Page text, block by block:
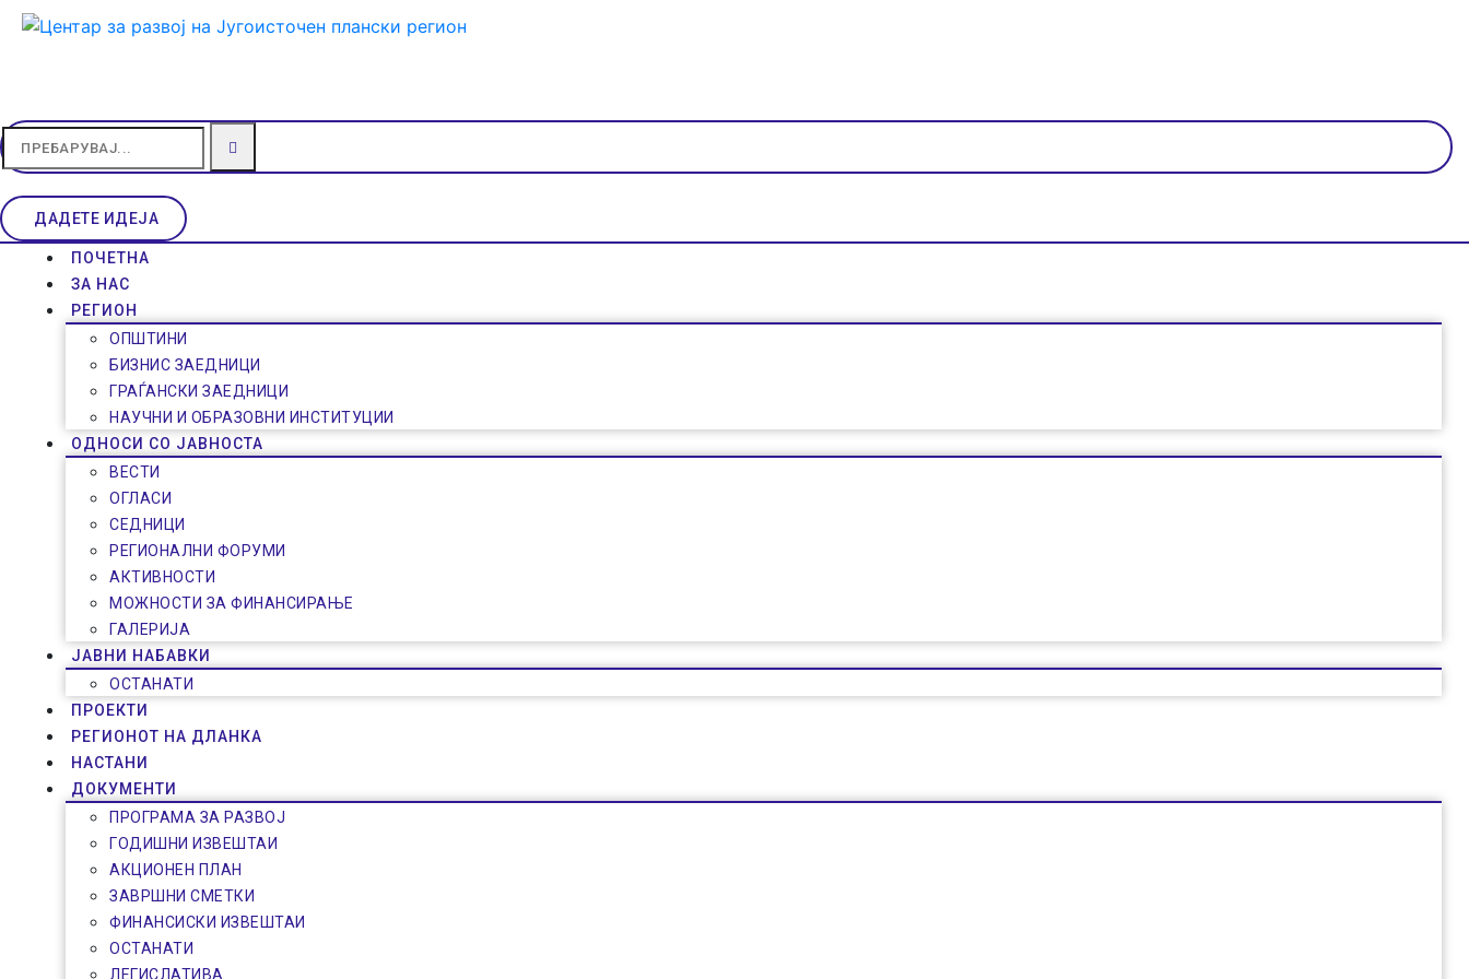
ДАДЕТЕ ИДЕЈА
ПОЧЕТНА
ЗА НАС
РЕГИОН
ОПШТИНИ
БИЗНИС ЗАЕДНИЦИ
ГРАЃАНСКИ ЗАЕДНИЦИ
НАУЧНИ И ОБРАЗОВНИ ИНСТИТУЦИИ
ОДНОСИ СО ЈАВНОСТА
ВЕСТИ
ОГЛАСИ
СЕДНИЦИ
РЕГИОНАЛНИ ФОРУМИ
АКТИВНОСТИ
МОЖНОСТИ ЗА ФИНАНСИРАЊЕ
ГАЛЕРИЈА
ЈАВНИ НАБАВКИ
ОСТАНАТИ
ПРОЕКТИ
РЕГИОНОТ НА ДЛАНКА
НАСТАНИ
ДОКУМЕНТИ
ПРОГРАМА ЗА РАЗВОЈ
ГОДИШНИ ИЗВЕШТАИ
АКЦИОНЕН ПЛАН
ЗАВРШНИ СМЕТКИ
ФИНАНСИСКИ ИЗВЕШТАИ
ОСТАНАТИ
ЛЕГИСЛАТИВА